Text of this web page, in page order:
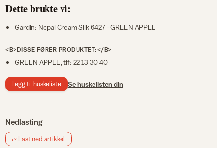
Dette brukte vi:
Gardin: Nepal Cream Silk 6427 - GREEN APPLE
<B>DISSE FØRER PRODUKTET:</B>
GREEN APPLE, tlf: 22 13 30 40
Legg til huskeliste Se huskelisten din
Nedlasting
Last ned artikkel